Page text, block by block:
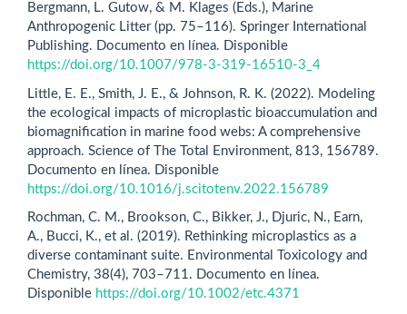
Bergmann, L. Gutow, & M. Klages (Eds.), Marine
Anthropogenic Litter (pp. 75–116). Springer International
Publishing. Documento en línea. Disponible
https://doi.org/10.1007/978-3-319-16510-3_4
Little, E. E., Smith, J. E., & Johnson, R. K. (2022). Modeling
the ecological impacts of microplastic bioaccumulation and
biomagnification in marine food webs: A comprehensive
approach. Science of The Total Environment, 813, 156789.
Documento en línea. Disponible
https://doi.org/10.1016/j.scitotenv.2022.156789
Rochman, C. M., Brookson, C., Bikker, J., Djuric, N., Earn,
A., Bucci, K., et al. (2019). Rethinking microplastics as a
diverse contaminant suite. Environmental Toxicology and
Chemistry, 38(4), 703–711. Documento en línea.
Disponible https://doi.org/10.1002/etc.4371